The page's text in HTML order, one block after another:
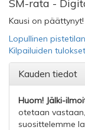
SM-rata -
Kausi on päättynyt!
Lopullinen
Kilpailuiden tulokset
Kauden tiedot
Huom! Jälki-
otetaan
suosittelemme